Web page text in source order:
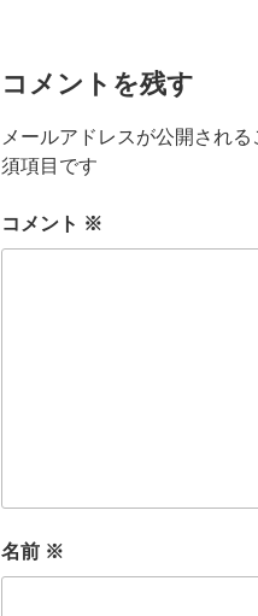
コメントを残す
メールアドレスが公開される
須項目です
コメント ※
名前 ※